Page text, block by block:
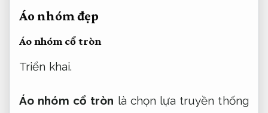
Áo nhóm đẹp
Áo nhóm cổ tròn
Triển khai.
Áo nhóm cổ tròn là chọn lựa truyền thống